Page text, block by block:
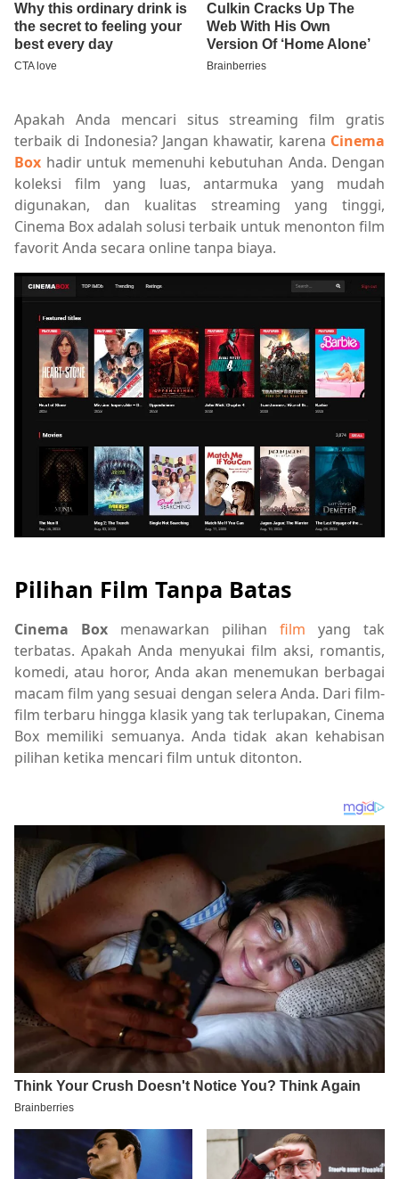
Apakah Anda mencari situs streaming film gratis
terbaik di Indonesia? Jangan khawatir, karena Cinema
Box hadir untuk memenuhi kebutuhan Anda. Dengan
koleksi film yang luas, antarmuka yang mudah
digunakan, dan kualitas streaming yang tinggi,
Cinema Box adalah solusi terbaik untuk menonton film
favorit Anda secara online tanpa biaya.
Pilihan Film Tanpa Batas
Cinema Box menawarkan pilihan film yang tak
terbatas. Apakah Anda menyukai film aksi, romantis,
komedi, atau horor, Anda akan menemukan berbagai
macam film yang sesuai dengan selera Anda. Dari film-
film terbaru hingga klasik yang tak terlupakan, Cinema
Box memiliki semuanya. Anda tidak akan kehabisan
pilihan ketika mencari film untuk ditonton.